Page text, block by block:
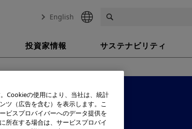
English
投資家情報 サステナビリティ
Cookieの使用により、当社は、統計
ツ（広告を含む）を表示します。こ
ビスプロバイバーへのデータ提供を
所在する場合は、サービスプロバイ